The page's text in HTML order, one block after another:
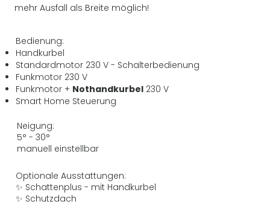
mehr Ausfall als Breite möglich!
Bedienung:
Handkurbel
Standardmotor 230 V - Schalterbedienung
Funkmotor 230 V
Funkmotor + Nothandkurbel 230 V
Smart Home Steuerung
Neigung:
5° - 30°
manuell einstellbar
Optionale Ausstattungen:
✨ Schattenplus - mit Handkurbel
✨ Schutzdach